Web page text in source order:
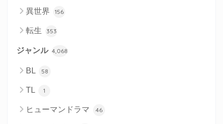
異世界 156
転生 353
ジャンル 4,068
BL 58
TL 1
ヒューマンドラマ 46